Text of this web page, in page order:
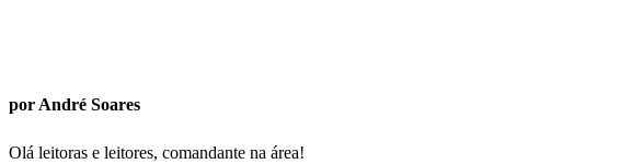
por André Soares
Olá leitoras e leitores, comandante na área!